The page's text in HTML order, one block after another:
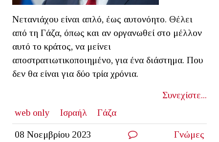
Νετανιάχου είναι απλό, έως αυτονόητο. Θέλει
από τη Γάζα, όπως και αν οργανωθεί στο μέλλον
αυτό το κράτος, να μείνει
αποστρατιωτικοποιημένο, για ένα διάστημα. Που
δεν θα είναι για δύο τρία χρόνια.
Συνεχίστε...
web only
Ισραήλ Γάζα
08 Νοεμβρίου 2023 Γνώμες